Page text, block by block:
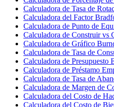
Calculadora de Tasa de
Calculadora del Factor
Calculadora de Punto de
Calculadora de Construir vs
Calculadora de Gráfico
Calculadora de Tasa de
Calculadora de Presupuesto
Calculadora de Préstamo
Calculadora de Tasa de
Calculadora de Margen de
Calculadora del Costo de
Calculadora del Costo de